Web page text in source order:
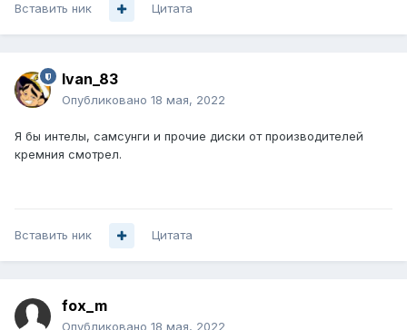
Вставить ник Цитата
Ivan_83
Опубликовано 18 мая, 2022
Я бы интелы, самсунги и прочие диски от производителей
кремния смотрел.
Вставить ник Цитата
fox_m
Опубликовано 18 мая, 2022